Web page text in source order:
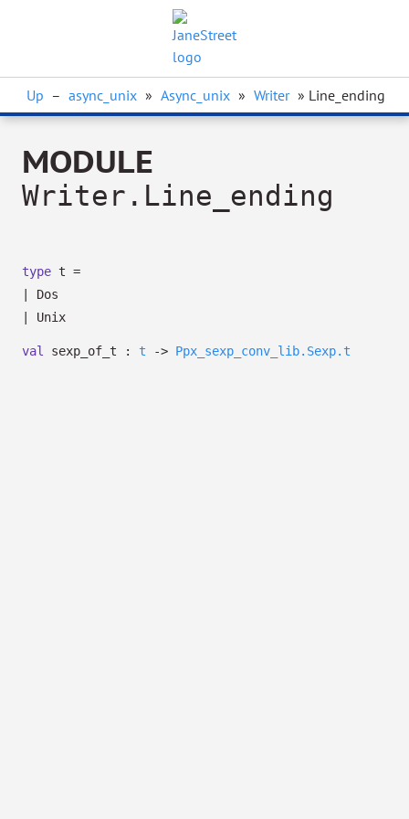
Up – async_unix » Async_unix » Writer » Line_ending
MODULE
Writer.Line_ending
type t =
Dos
Unix
val sexp_of_t : t -> Ppx_sexp_conv_lib.Sexp.t